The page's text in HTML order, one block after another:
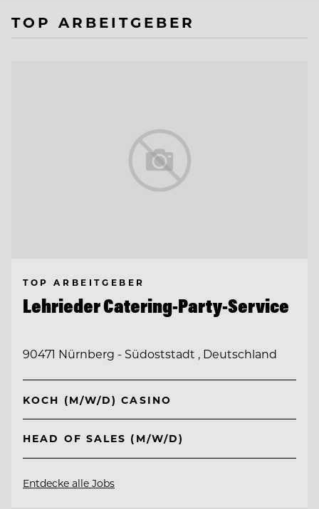
TOP ARBEITGEBER
TOP ARBEITGEBER
Lehrieder Catering-Party-Service
90471 Nürnberg - Südoststadt , Deutschland
KOCH (M/W/D) CASINO
HEAD OF SALES (M/W/D)
Entdecke alle Jobs